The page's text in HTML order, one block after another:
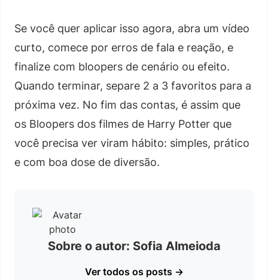
Se você quer aplicar isso agora, abra um vídeo
curto, comece por erros de fala e reação, e
finalize com bloopers de cenário ou efeito.
Quando terminar, separe 2 a 3 favoritos para a
próxima vez. No fim das contas, é assim que
os Bloopers dos filmes de Harry Potter que
você precisa ver viram hábito: simples, prático
e com boa dose de diversão.
Sobre o autor: Sofia Almeioda
Ver todos os posts →